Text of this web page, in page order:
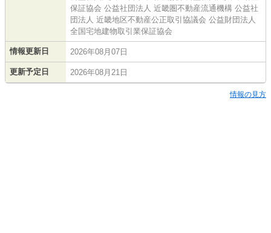
保証協会 公益社団法人 近畿圏不動産流通機構 公益社
団法人 近畿地区不動産公正取引協議会 公益財団法人
全国宅地建物取引業保証協会
情報更新日 2026年08月07日
更新予定日 2026年08月21日
情報の見方